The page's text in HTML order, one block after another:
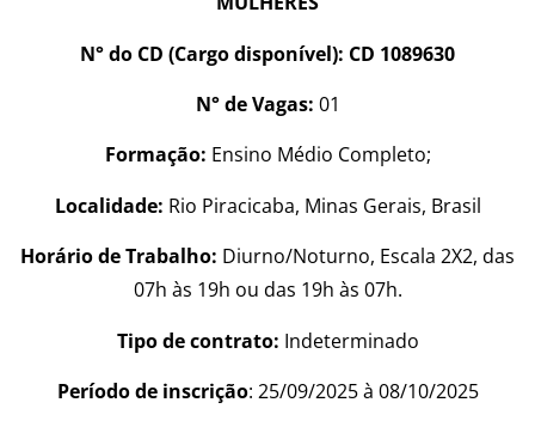
N° do CD (Cargo disponível): CD 1089630
N° de Vagas: 01
Formação: Ensino Médio Completo;
Localidade: Rio Piracicaba, Minas Gerais, Brasil
Horário de Trabalho: Diurno/Noturno, Escala 2X2, das
07h às 19h ou das 19h às 07h.
Tipo de contrato: Indeterminado
Período de inscrição: 25/09/2025 à 08/10/2025